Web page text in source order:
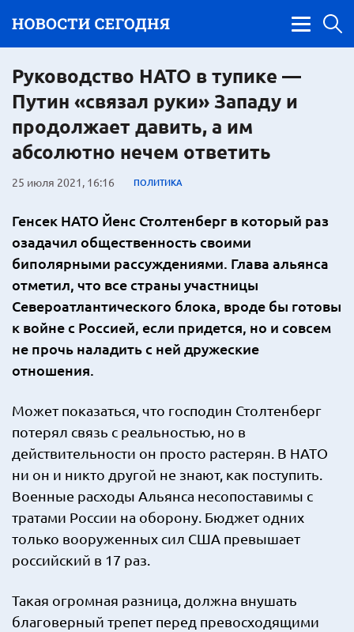
Руководство НАТО в тупике —
Путин «связал руки» Западу и
продолжает давить, а им
абсолютно нечем ответить
25 июля 2021, 16:16 ПОЛИТИКА
Генсек НАТО Йенс Столтенберг в который раз
озадачил общественность своими
биполярными рассуждениями. Глава альянса
отметил, что все страны участницы
Североатлантического блока, вроде бы готовы
к войне с Россией, если придется, но и совсем
не прочь наладить с ней дружеские
отношения.
Может показаться, что господин Столтенберг
потерял связь с реальностью, но в
действительности он просто растерян. В НАТО
ни он и никто другой не знают, как поступить.
Военные расходы Альянса несопоставимы с
тратами России на оборону. Бюджет одних
только вооруженных сил США превышает
российский в 17 раз.
Такая огромная разница, должна внушать
благоверный трепет перед превосходящими